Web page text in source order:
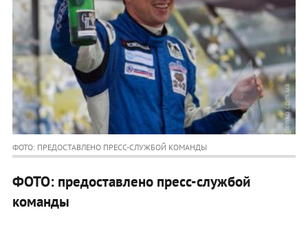
ФОТО: ПРЕДОСТАВЛЕНО ПРЕСС-СЛУЖБОЙ КОМАНДЫ
ФОТО: предоставлено пресс-службой
команды